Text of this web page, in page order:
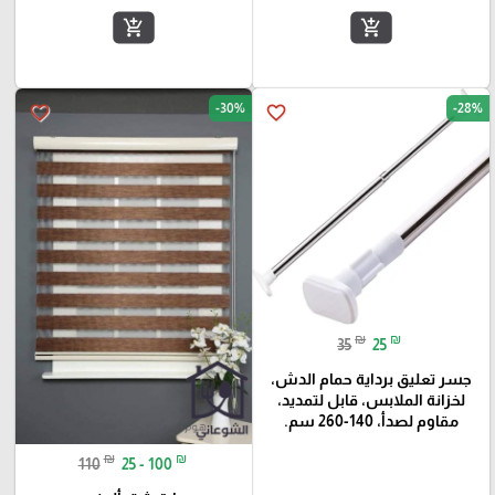
add_shopping_cart
add_shopping_cart
favorite_border -28%
35 ₪ 25 ₪
جسر تعليق برداية حمام الدش،
لخزانة الملابس، قابل لتمديد،
مقاوم لصدأ، 140-260 سم.
favorite_border -30%
110 ₪ 25 - 100 ₪